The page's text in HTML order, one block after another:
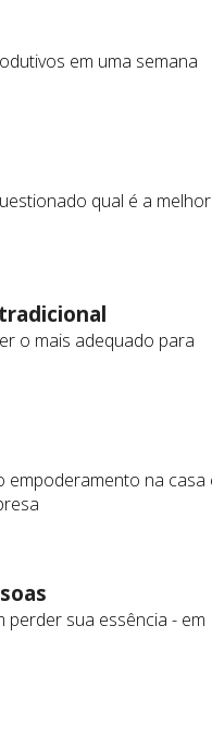
em uma semana
qual é a melhor
o mais adequado para
empoderamento na casa
perder sua essência - em